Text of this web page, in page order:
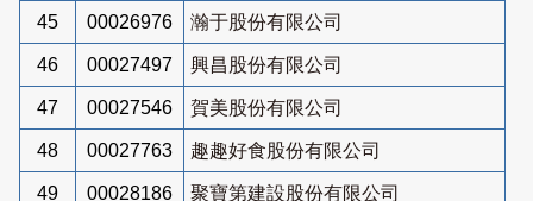
45 00026976 瀚于股份有限公司
46 00027497 興昌股份有限公司
47 00027546 賀美股份有限公司
48 00027763 趣趣好食股份有限公司
49 00028186 聚寶第建設股份有限公司